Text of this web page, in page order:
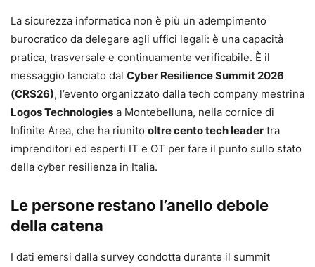
La sicurezza informatica non è più un adempimento
burocratico da delegare agli uffici legali: è una capacità
pratica, trasversale e continuamente verificabile. È il
messaggio lanciato dal Cyber Resilience Summit 2026
(CRS26), l’evento organizzato dalla tech company mestrina
Logos Technologies a Montebelluna, nella cornice di
Infinite Area, che ha riunito oltre cento tech leader tra
imprenditori ed esperti IT e OT per fare il punto sullo stato
della cyber resilienza in Italia.
Le persone restano l’anello debole
della catena
I dati emersi dalla survey condotta durante il summit